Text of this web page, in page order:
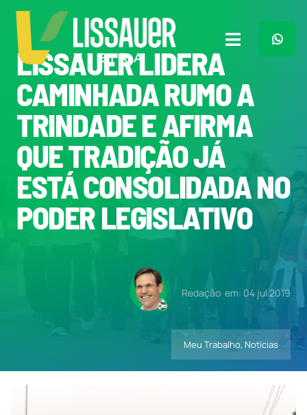
para
conteúdo
Toggle
Navigation
Home
Plano de Governo
Meu Trabalho
O Que Penso
LISSAUER LIDERA
CAMINHADA RUMO A
TRINDADE E AFIRMA
QUE TRADIÇÃO JÁ
ESTÁ CONSOLIDADA NO
PODER LEGISLATIVO
Redação em: 04 jul 2019
Meu Trabalho, Notícias